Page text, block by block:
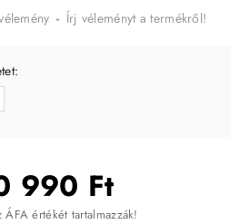
- Írj véleményt a termékről!
990 Ft
ÁFA értékét tartalmazzák!